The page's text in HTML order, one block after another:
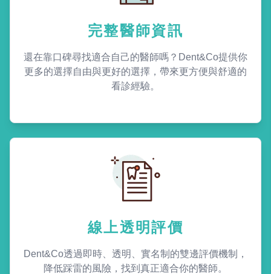
完整醫師資訊
還在靠口碑尋找適合自己的醫師嗎？Dent&Co提供你
更多的選擇自由與更好的選擇，帶來更方便與舒適的
看診經驗。
線上透明評價
Dent&Co透過即時、透明、實名制的雙邊評價機制，
降低踩雷的風險，找到真正適合你的醫師。